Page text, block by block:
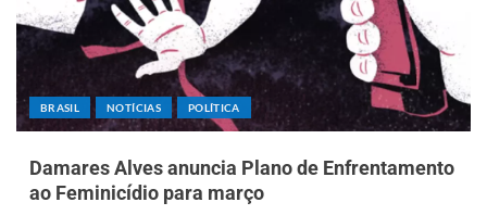
BRASIL NOTÍCIAS POLÍTICA
Damares Alves anuncia Plano de Enfrentamento
ao Feminicídio para março